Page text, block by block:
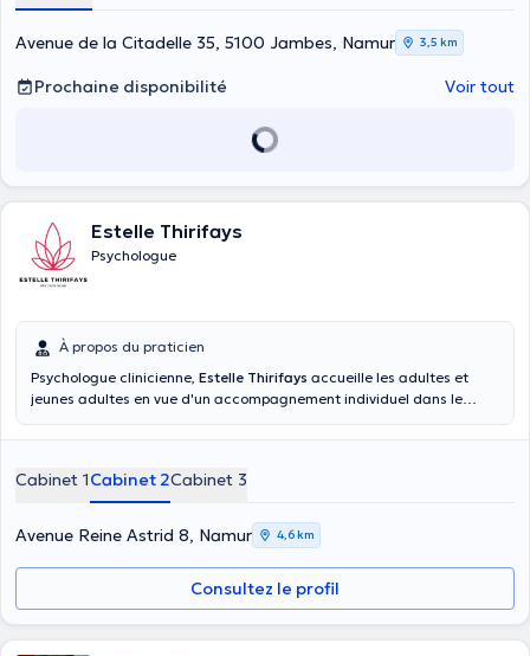
Avenue de la Citadelle 35, 5100 Jambes, Namur 3,5 km
Prochaine disponibilité Voir tout
Estelle Thirifays
Psychologue
À propos du praticien
Psychologue clinicienne, Estelle Thirifays accueille les adultes et
jeunes adultes en vue d'un accompagnement individuel dans le
burn-out, addiction, troubles émotionnels, phobies, angoisses mais
vie personnelle, familiale ou professionnelle. Il peut s'agir d'un
moment de crise liée à un événement de vie (séparation, deuil,
maladie) ou d'un questionnement plus large. Le suivi peut
s'envisager sur du court ou plus long terme en fonction de la
demande.
Cabinet 1Cabinet 2Cabinet 3
Avenue Reine Astrid 8, Namur 4,6 km
Consultez le profil